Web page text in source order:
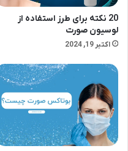
20 نکته برای طرز استفاده از
لوسیون صورت
اکتبر 19, 2024